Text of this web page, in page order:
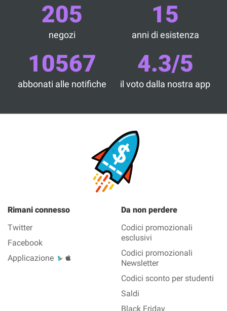
205
negozi
15
anni di esistenza
10567
abbonati alle notifiche
4.3/5
il voto dalla nostra app
Rimani connesso
Twitter
Facebook
Applicazione
Da non perdere
Codici promozionali
esclusivi
Codici promozionali
Newsletter
Codici sconto per studenti
Saldi
Black Friday